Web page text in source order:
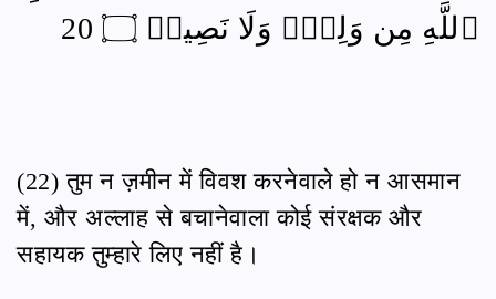
ٱللَّهِ مِن وَلِيّٖ وَلَا نَصِيرٖ ۝ 20
(22) तुम न ज़मीन में विवश करनेवाले हो न आसमान
में, और अल्लाह से बचानेवाला कोई संरक्षक और
सहायक तुम्हारे लिए नहीं है।